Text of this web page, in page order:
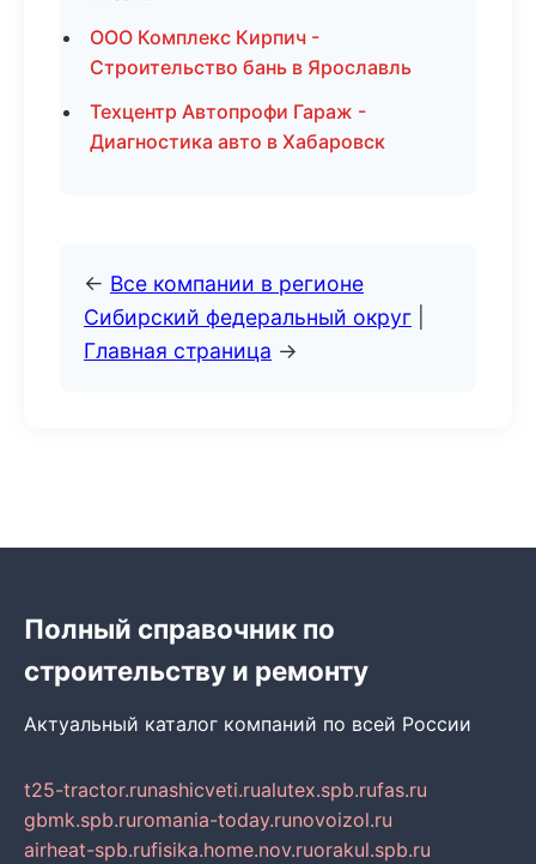
ООО Комплекс Кирпич -
Строительство бань в Ярославль
Техцентр Автопрофи Гараж -
Диагностика авто в Хабаровск
← Все компании в регионе
Сибирский федеральный округ
Главная страница →
Полный справочник по
строительству и ремонту
Актуальный каталог компаний по всей России
t25-tractor.runashicveti.rualutex.spb.rufas.ru
gbmk.spb.ruromania-today.runovoizol.ru
airheat-spb.rufisika.home.nov.ruorakul.spb.ru